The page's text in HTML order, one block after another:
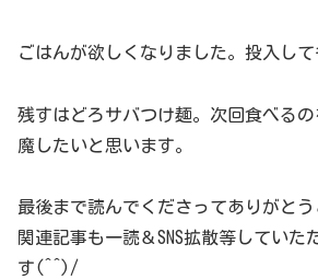
ごはんが欲しくなりました。投入して
残すはどろサバつけ麺。次回食べる
魔したいと思います。
最後まで読んでくださってありがと
関連記事も一読＆SNS拡散等していた
す(^^)/